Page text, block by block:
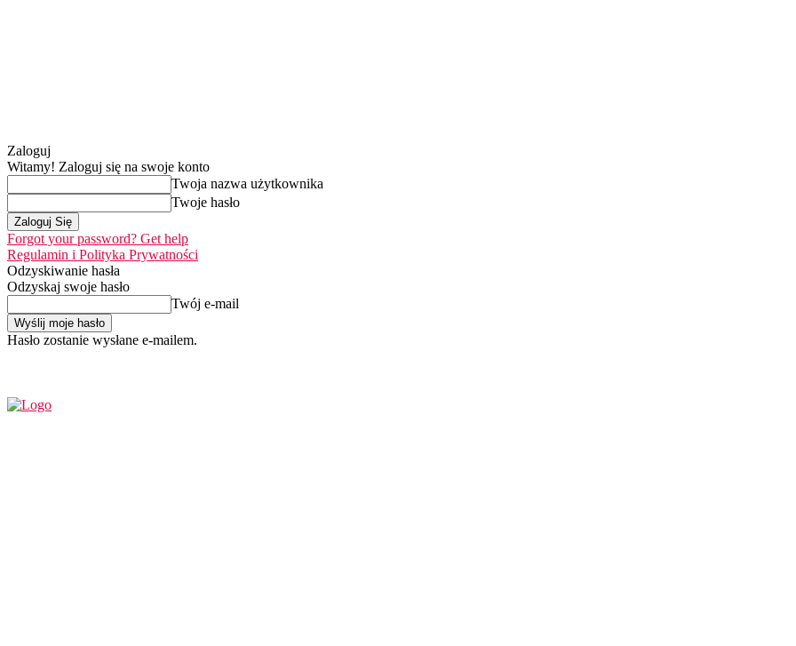
Zaloguj
Witamy! Zaloguj się na swoje konto
Twoja nazwa użytkownika
Twoje hasło
Forgot your password? Get help
Regulamin i Polityka Prywatności
Odzyskiwanie hasła
Odzyskaj swoje hasło
Twój e-mail
Hasło zostanie wysłane e-mailem.